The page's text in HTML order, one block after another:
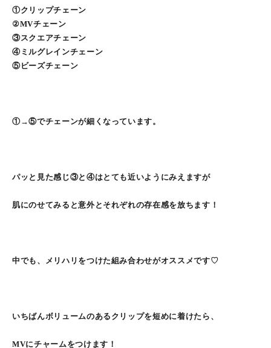
①クリップチェーン
②MVチェーン
③スクエアチェーン
④ミルグレインチェーン
⑤ビーズチェーン
①→⑤でチェーンが細くなっています。
パッと見た感じ③と④はとても近いようにみえますが
肌にのせてみると意外とそれぞれの存在感を放ちます！
中でも、メリハリをつけた組み合わせがオススメです♡
いちばんボリュームのあるクリップを短めに着けたら、
MVにチャームをつけます！